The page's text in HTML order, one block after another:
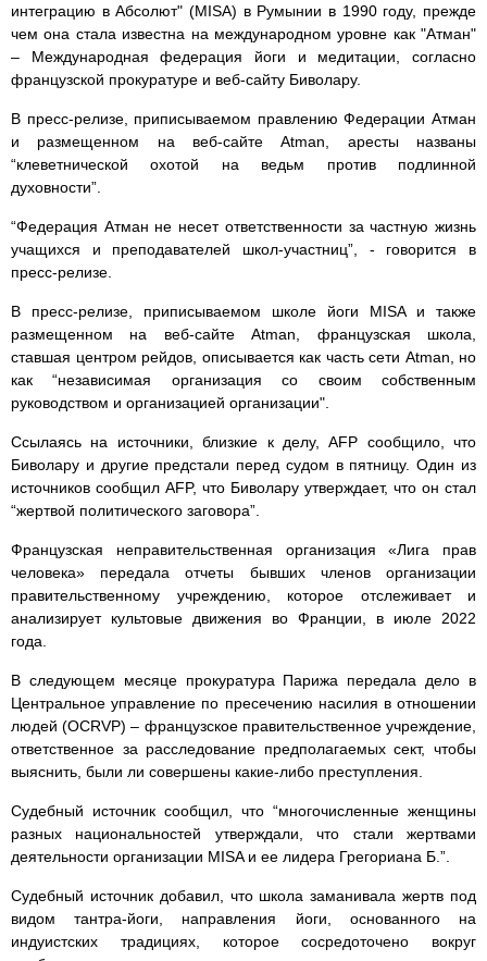
интеграцию в Абсолют" (MISA) в Румынии в 1990 году, прежде
чем она стала известна на международном уровне как "Атман"
– Международная федерация йоги и медитации, согласно
французской прокуратуре и веб-сайту Биволару.
В пресс-релизе, приписываемом правлению Федерации Атман
и размещенном на веб-сайте Atman, аресты названы
“клеветнической охотой на ведьм против подлинной
духовности”.
“Федерация Атман не несет ответственности за частную жизнь
учащихся и преподавателей школ-участниц”, - говорится в
пресс-релизе.
В пресс-релизе, приписываемом школе йоги MISA и также
размещенном на веб-сайте Atman, французская школа,
ставшая центром рейдов, описывается как часть сети Atman, но
как “независимая организация со своим собственным
руководством и организацией организации".
Ссылаясь на источники, близкие к делу, AFP сообщило, что
Биволару и другие предстали перед судом в пятницу. Один из
источников сообщил AFP, что Биволару утверждает, что он стал
“жертвой политического заговора”.
Французская неправительственная организация «Лига прав
человека» передала отчеты бывших членов организации
правительственному учреждению, которое отслеживает и
анализирует культовые движения во Франции, в июле 2022
года.
В следующем месяце прокуратура Парижа передала дело в
Центральное управление по пресечению насилия в отношении
людей (OCRVP) – французское правительственное учреждение,
ответственное за расследование предполагаемых сект, чтобы
выяснить, были ли совершены какие-либо преступления.
Судебный источник сообщил, что “многочисленные женщины
разных национальностей утверждали, что стали жертвами
деятельности организации MISA и ее лидера Грегориана Б.”.
Судебный источник добавил, что школа заманивала жертв под
видом тантра-йоги, направления йоги, основанного на
индуистских традициях, которое сосредоточено вокруг